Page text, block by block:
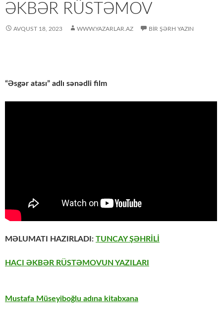
ƏKBƏR RÜSTƏMOV
AVQUST 18, 2023 WWW.YAZARLAR.AZ BIR ŞƏRH YAZIN
“Əsgər atası” adlı sənədli film
MƏLUMATI HAZIRLADI: TUNCAY ŞƏHRİLİ
HACI ƏKBƏR RÜSTƏMOVUN YAZILARI
Mustafa Müseyiboğlu adına kitabxana